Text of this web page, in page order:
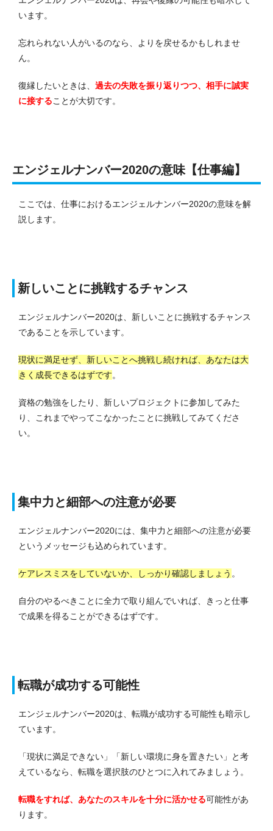
います。
忘れられない人がいるのなら、よりを戻せるかもしれませ
ん。
復縁したいときは、 過去の失敗を振り返りつつ、相手に誠実
に接することが大切です。
エンジェルナンバー2020の意味【仕事編】
ここでは、仕事におけるエンジェルナンバー2020の意味を解
説します。
新しいことに挑戦するチャンス
エンジェルナンバー2020は、新しいことに挑戦するチャンス
であることを示しています。
現状に満足せず、新しいことへ挑戦し続ければ、あなたは大
きく成長できるはずです。
資格の勉強をしたり、新しいプロジェクトに参加してみた
り、これまでやってこなかったことに挑戦してみてくださ
い。
集中力と細部への注意が必要
エンジェルナンバー2020には、集中力と細部への注意が必要
というメッセージも込められています。
ケアレスミスをしていないか、しっかり確認しましょう 。
自分のやるべきことに全力で取り組んでいれば、きっと仕事
で成果を得ることができるはずです。
転職が成功する可能性
エンジェルナンバー2020は、転職が成功する可能性も暗示し
ています。
「現状に満足できない」「新しい環境に身を置きたい」と考
えているなら、転職を選択肢のひとつに入れてみましょう。
転職をすれば、あなたのスキルを十分に活かせる可能性があ
ります。